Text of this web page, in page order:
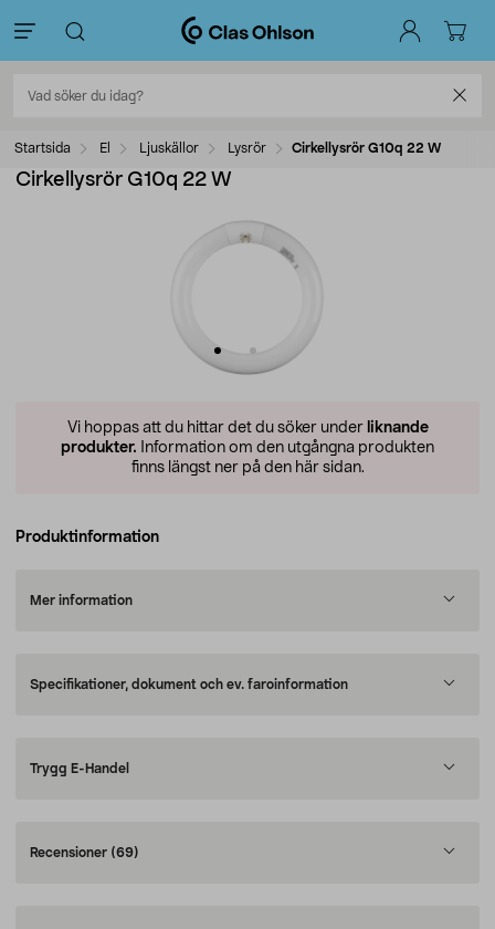
Startsida El Ljuskällor Lysrör Cirkellysrör G10q 22 W
Cirkellysrör G10q 22 W
Vi hoppas att du hittar det du söker under liknande
produkter. Information om den utgångna produkten
finns längst ner på den här sidan.
Produktinformation
Mer information
Specifikationer, dokument och ev. faroinformation
Trygg E-Handel
Recensioner (69)